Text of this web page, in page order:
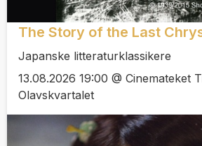
The Story of the Last
Japanske litteraturklassikere
13.08.2026 19:00 @ Cinemateket
Olavskvartalet